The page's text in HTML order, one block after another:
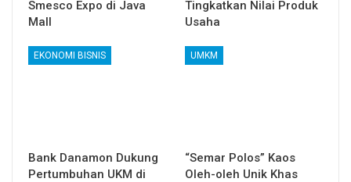
Smesco Expo di Java
Mall
Tingkatkan Nilai Produk
Usaha
EKONOMI BISNIS
Bank Danamon Dukung
Pertumbuhan UKM di
UMKM
“Semar Polos” Kaos
Oleh-oleh Unik Khas